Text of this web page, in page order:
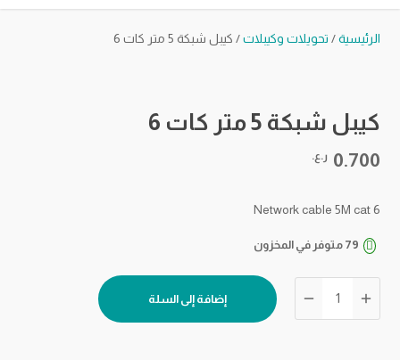
الرئيسية/ تحويلات وكيبلات/ كيبل شبكة 5 متر كات 6
كيبل شبكة 5 متر كات 6
0.700 ر.ع.
Network cable 5M cat 6
79 متوفر في المخزون
كيبل
إضافة إلى السلة